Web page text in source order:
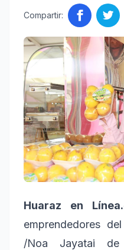
Compartir:
Huaraz en
emprendedores
/Noa Jayatai de